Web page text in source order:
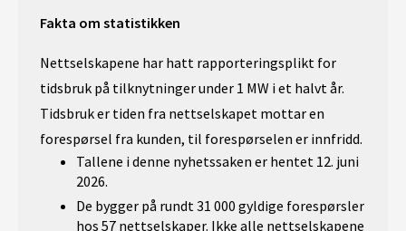
Fakta om statistikken
Nettselskapene har hatt rapporteringsplikt for
tidsbruk på tilknytninger under 1 MW i et halvt år.
Tidsbruk er tiden fra nettselskapet mottar en
forespørsel fra kunden, til forespørselen er innfridd.
Tallene i denne nyhetssaken er hentet 12. juni
2026.
De bygger på rundt 31 000 gyldige forespørsler
hos 57 nettselskaper. Ikke alle nettselskapene